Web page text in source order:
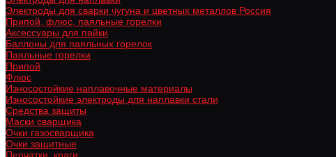
Электроды для сварки чугуна и цветных металлов Россия
Припой, флюс, паяльные горелки
Аксессуары для пайки
Баллоны для паяльных горелок
Паяльные горелки
Припой
Флюс
Износостойкие наплавочные материалы
Износостойкие электроды для наплавки стали
Средства защиты
Маски сварщика
Очки газосварщика
Очки защитные